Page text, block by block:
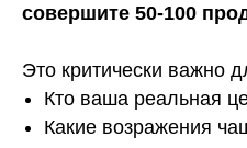
совершите 50-100
Это критически важно
Кто ваша реальная
Какие возражения